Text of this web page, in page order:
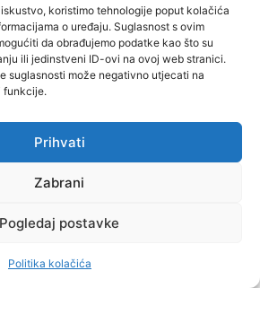
koristimo tehnologije poput kolačića
o uređaju. Suglasnost s ovim
da obrađujemo podatke kao što su
ili jedinstveni ID-ovi na ovoj web stranici.
suglasnosti može negativno utjecati na
funkcije.
Prihvati
Zabrani
Pogledaj postavke
Politika kolačića
je
iz